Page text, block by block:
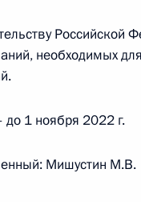
2022 года, 17:00 9
поручений по
Российской
необходимых
1 ноября 2022 г.
Мишустин М.В.